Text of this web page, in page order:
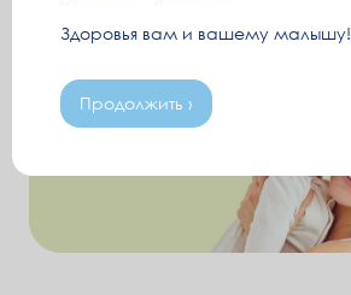
Здоровья вам и вашему малышу!
Продолжить ›